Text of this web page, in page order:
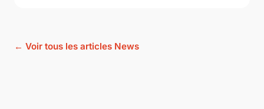
← Voir tous les articles News